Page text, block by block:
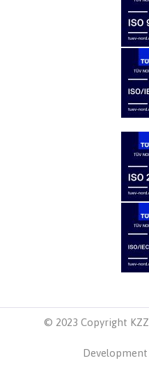
© 2023 Copyright